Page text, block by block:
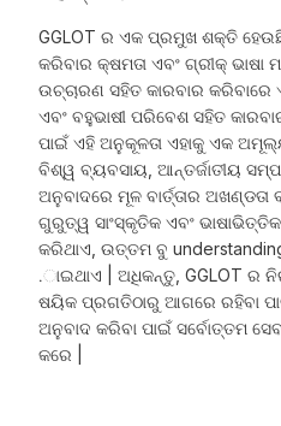
GGLOT ର ଏକ ପ୍ରମୁଖ ଶକ୍ତି
କରିବାର କ୍ଷମତା ଏବଂ ଗ୍ରୀକ୍
ଉଚ୍ଚାରଣ ସହିତ କାରବାର କରିବାରେ
ଏବଂ ବହୁଭାଷୀ ପରିବେଶ ସହିତ
ପାଇଁ ଏହି ଅନୁକୂଳତା ଏହାକୁ ଏକ
ବିଶ୍ୱ ବ୍ୟବସାୟ, ଆନ୍ତର୍ଜାତୀୟ
ଅନୁବାଦରେ ମୂଳ ବାର୍ତ୍ତାର
ଗୁରୁତ୍ୱ ସାଂସ୍କୃତିକ ଏବଂ
କରିଥାଏ, ଉତ୍ତମ ବୁ
.ାଇଥାଏ | ଅଧିକନ୍ତୁ, GGLOT ର
ଷୟିକ ପ୍ରଗତିଠାରୁ ଆଗରେ ରହିବା
ଅନୁବାଦ କରିବା ପାଇଁ ସର୍ବୋତ୍ତମ
କରେ |